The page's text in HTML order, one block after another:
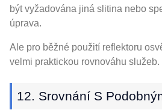
být vyžadována jiná slitina nebo
úprava.
Ale pro běžné použití reflektoru
velmi praktickou rovnováhu služeb.
12. Srovnání S